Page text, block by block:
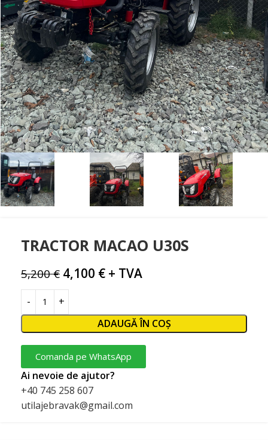
TRACTOR MACAO U30S
5,200€ 4,100 € + TVA
ADAUGĂ ÎN COȘ
Comanda pe WhatsApp
Ai nevoie de ajutor?
+40 745 258 607
utilajebravak@gmail.com